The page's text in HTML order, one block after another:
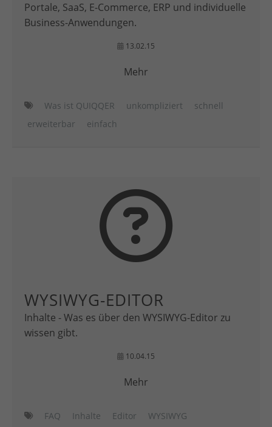
Portale, SaaS, E-Commerce, ERP und individuelle
Business-Anwendungen.
13.02.15
Mehr
Was ist QUIQQER unkompliziert
schnell
erweiterbar
einfach
WYSIWYG-EDITOR
Inhalte - Was es über den WYSIWYG-Editor zu
wissen gibt.
10.04.15
Mehr
FAQ Inhalte Editor WYSIWYG